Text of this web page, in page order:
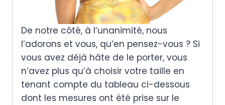
De notre côté, à l’unanimité, nous
l’adorons et vous, qu’en pensez-vous ? Si
vous avez déjà hâte de le porter, vous
n’avez plus qu’à choisir votre taille en
tenant compte du tableau ci-dessous
dont les mesures ont été prise sur le